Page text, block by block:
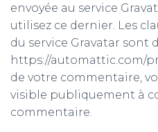
envoyée au service
utilisez ce dernier. Les
du service Gravatar sont
https://automattic.com/
de votre commentaire,
visible publiquement à
commentaire.